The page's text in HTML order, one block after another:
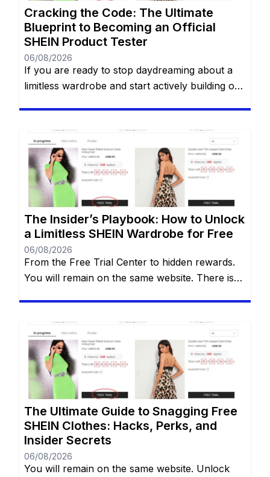
Cracking the Code: The Ultimate
Blueprint to Becoming an Official
SHEIN Product Tester
06/08/2026
If you are ready to stop daydreaming about a
limitless wardrobe and start actively building one
social media about the highly coveted SHEIN
Free Trial Center. However, locating this hidden
gem—and more importantly, actually getting
your applications approved—can often […]
The Insider’s Playbook: How to Unlock
a Limitless SHEIN Wardrobe for Free
06/08/2026
From the Free Trial Center to hidden rewards.
You will remain on the same website. There is
endless stream of trendy styles, the vibrant
aesthetics, and the sheer variety of options can
be incredibly addictive. However, staring down
the final checkout total […]
The Ultimate Guide to Snagging Free
SHEIN Clothes: Hacks, Perks, and
Insider Secrets
06/08/2026
You will remain on the same website. Unlock